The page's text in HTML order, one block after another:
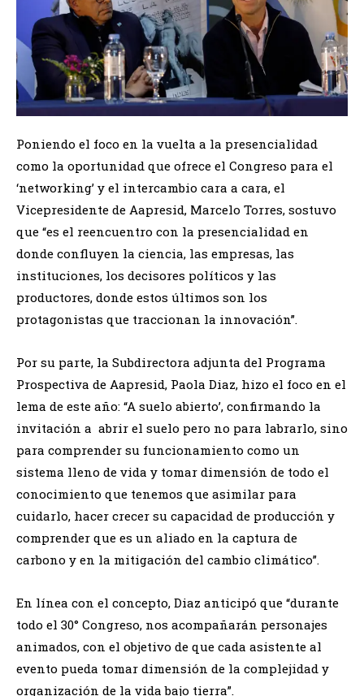
Poniendo el foco en la vuelta a la presencialidad
como la oportunidad que ofrece el Congreso para el
‘networking’ y el intercambio cara a cara, el
Vicepresidente de Aapresid, Marcelo Torres, sostuvo
que “es el reencuentro con la presencialidad en
donde confluyen la ciencia, las empresas, las
instituciones, los decisores políticos y las
productores, donde estos últimos son los
protagonistas que traccionan la innovación”.
Por su parte, la Subdirectora adjunta del Programa
Prospectiva de Aapresid, Paola Diaz, hizo el foco en el
lema de este año: “A suelo abierto’, confirmando la
invitación a abrir el suelo pero no para labrarlo, sino
para comprender su funcionamiento como un
sistema lleno de vida y tomar dimensión de todo el
conocimiento que tenemos que asimilar para
cuidarlo, hacer crecer su capacidad de producción y
comprender que es un aliado en la captura de
carbono y en la mitigación del cambio climático”.
En línea con el concepto, Diaz anticipó que “durante
todo el 30° Congreso, nos acompañarán personajes
animados, con el objetivo de que cada asistente al
evento pueda tomar dimensión de la complejidad y
organización de la vida bajo tierra”.